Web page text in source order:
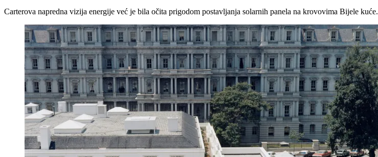
Carterova napredna vizija energije već je bila očita prigodom postavljanja solarnih panela na krovovima Bijele kuće.